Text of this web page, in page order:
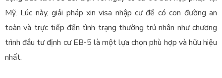
Mỹ. Lúc này, giải pháp xin visa nhập cư để cócon đường an
toàn và trực tiếp đến tình trạng thường trú nhân như chương
trình đầu tưđịnh cư EB-5 là một lựa chọn phù hợp và hữu hiệu
nhất.